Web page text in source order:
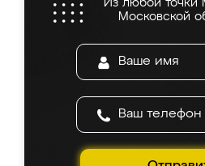
Из любой точки
Московской